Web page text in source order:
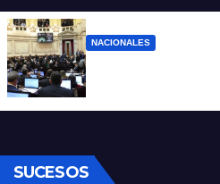
NACIONALES
Senado
SUCESOS